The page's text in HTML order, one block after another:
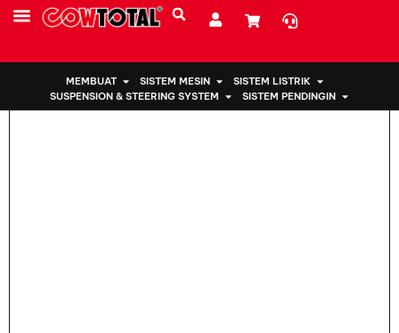
MEMBUAT SISTEM MESIN
SISTEM LISTRIK
SUSPENSION & STEERING SYSTEM
SISTEM PENDINGIN
Rumah > Engine Mount 50822-TGO-T02 For Honda